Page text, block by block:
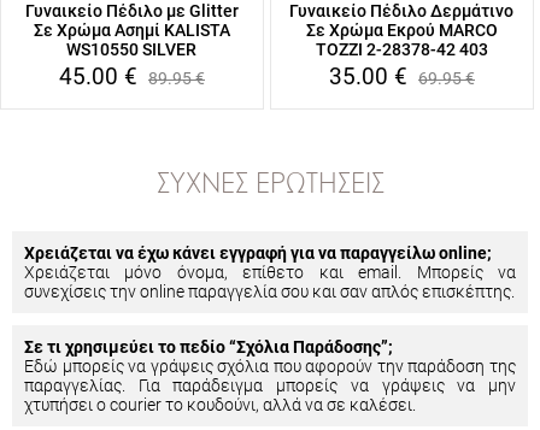
Γυναικείο Πέδιλο με Glitter
Σε Χρώμα Ασημί KALISTA
WS10550 SILVER
45.00 € 89.95€
Γυναικείο Πέδιλο Δερμάτινο
Σε Χρώμα Εκρού MARCO
TOZZI 2-28378-42 403
35.00 € 69.95€
ΣΥΧΝΈΣ ΕΡΩΤΉΣΕΙΣ
Χρειάζεται να έχω κάνει εγγραφή για να παραγγείλω online;
Χρειάζεται μόνο όνομα, επίθετο και email. Μπορείς να
συνεχίσεις την online παραγγελία σου και σαν απλός επισκέπτης.
Σε τι χρησιμεύει το πεδίο “Σχόλια Παράδοσης”;
Εδώ μπορείς να γράψεις σχόλια που αφορούν την παράδοση της
παραγγελίας. Για παράδειγμα μπορείς να γράψεις να μην
χτυπήσει ο courier το κουδούνι, αλλά να σε καλέσει.